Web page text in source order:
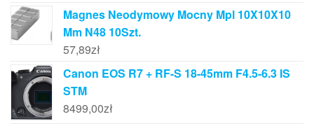
Magnes Neodymowy Mocny Mpl 10X10X10
Mm N48 10Szt.
57,89zł
Canon EOS R7 + RF-S 18-45mm F4.5-6.3 IS
STM
8499,00zł